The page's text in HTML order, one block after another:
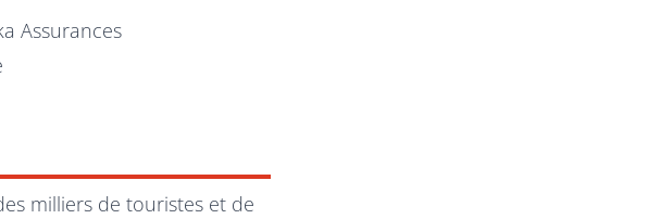
Assurances
milliers de touristes et de